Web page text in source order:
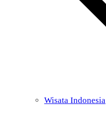
Wisata Indonesia